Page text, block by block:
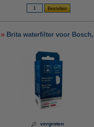
Brita waterfilter voor
vergroten